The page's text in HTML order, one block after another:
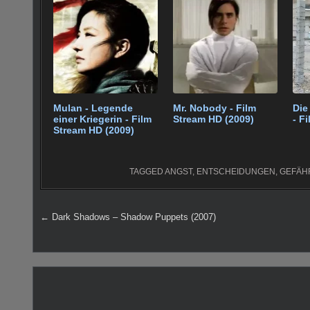
b
o
o
k
st
t
A
p
p
Mulan - Legende
einer Kriegerin - Film
Stream HD (2009)
Mr. Nobody - Film
Stream HD (2009)
-
TAGGED ANGST, ENTSCHEIDUNGEN ,
Beitragsnavigation
← Dark Shadows – Shadow Puppets (2007)